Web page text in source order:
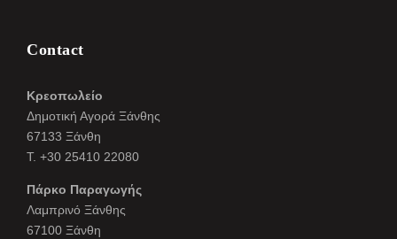
Contact
Κρεοπωλείο
Δημοτική Αγορά Ξάνθης
67133 Ξάνθη
Τ. +30 25410 22080
Πάρκο Παραγωγής
Λαμπρινό Ξάνθης
67100 Ξάνθη